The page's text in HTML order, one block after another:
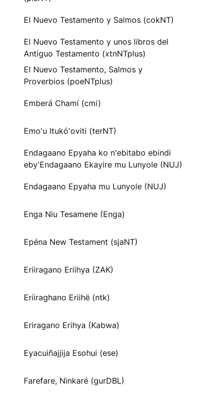
El Nuevo Testamento y Salmos (cokNT)
El Nuevo Testamento y unos libros del
Antiguo Testamento (xtnNTplus)
El Nuevo Testamento, Salmos y
Proverbios (poeNTplus)
Emberá Chamí (cmi)
Emo'u Itukó'oviti (terNT)
Endagaano Epyaha ko n'ebitabo ebindi
eby'Endagaano Ekayire mu Lunyole (NUJ)
Endagaano Epyaha mu Lunyole (NUJ)
Enga Niu Tesamene (Enga)
Epéna New Testament (sjaNT)
Eriiragano Eriihya (ZAK)
Eriiraghano Eriihë (ntk)
Eriragano Erihya (Kabwa)
Eyacuiñajjija Esohui (ese)
Farefare, Ninkaré (gurDBL)